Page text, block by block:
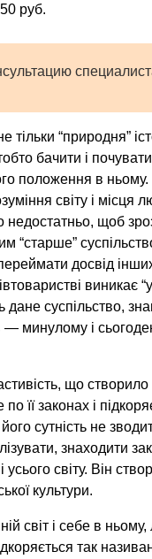
руб.
тільки “природня”
бачити і
положення в
світу і
недостатньо, щоб
“старше”
досвід
виникає
суспільство,
— минулому і
що
її законах і
сутність не
знаходити
усього світу. Він
культури.
світ і себе в
так